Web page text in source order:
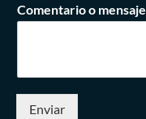
Comentario o mensaje
Enviar